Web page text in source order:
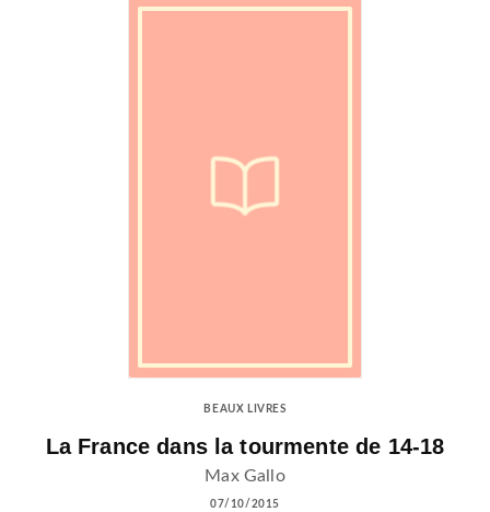
BEAUX LIVRES
La France dans la tourmente de 14-18
Max Gallo
07/10/2015